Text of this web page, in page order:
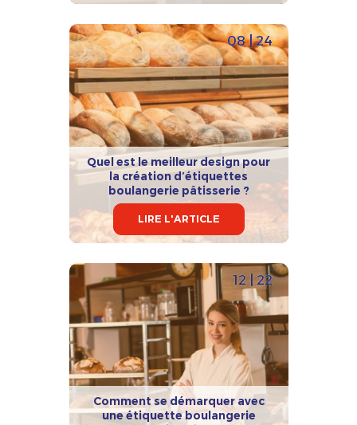
08 | 24
Quel est le meilleur design pour
la création d’étiquettes
boulangerie pâtisserie ?
LIRE L'ARTICLE
12 | 22
Comment se démarquer avec
une étiquette boulangerie